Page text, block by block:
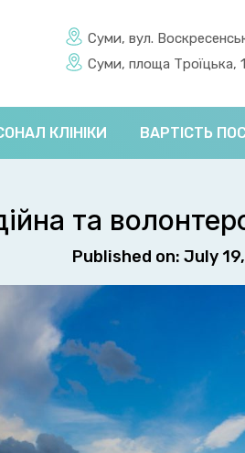
Суми, вул.
Суми, площа Троїцька,
КЛІНІКИ ВАРТІСТЬ
та
Published on: July